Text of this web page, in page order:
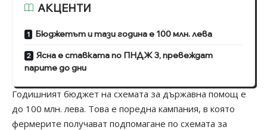
АКЦЕНТИ
Бюджетът и тази година е 100 млн. лева
Ясна е ставката по ПНДЖ 3, превеждат
парите до дни
Годишният бюджет на схемата за държавна помощ е
до 100 млн. лева. Това е поредна кампания, в която
фермерите получават подпомагане по схемата за